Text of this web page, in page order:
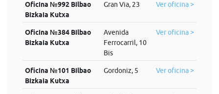
Oficina №992 Bilbao
Bizkaia Kutxa
Gran Via, 23 Ver oficina >
Oficina №384 Bilbao
Bizkaia Kutxa
Avenida
Ferrocarril, 10
Bis
Ver oficina >
Oficina №101 Bilbao
Bizkaia Kutxa
Gordoniz, 5 Ver oficina >